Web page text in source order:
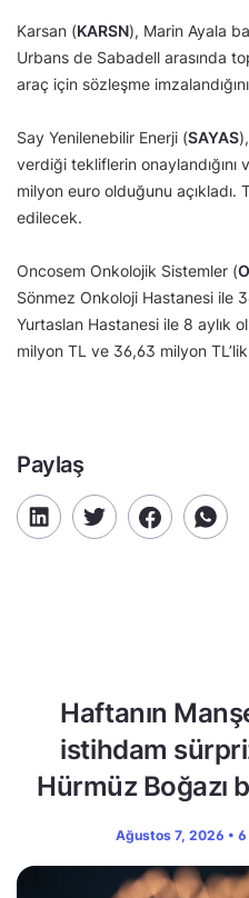
Karsan (KARSN), Marin Ayala
Urbans de Sabadell arasında
araç için sözleşme
Say Yenilenebilir Enerji (SAYAS
verdiği tekliflerin onaylandığını
milyon euro olduğunu açıkladı.
edilecek.
Oncosem Onkolojik Sistemler (
Sönmez Onkoloji Hastanesi ile
Yurtaslan Hastanesi ile 8 aylık
milyon TL ve 36,63 milyon
Paylaş
Haftanın
istihdam
Hürmüz Boğazı
Ağustos 7, 2026 •